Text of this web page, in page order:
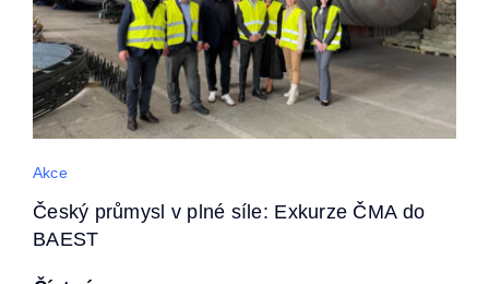
Akce
Český průmysl v plné síle: Exkurze ČMA do
BAEST